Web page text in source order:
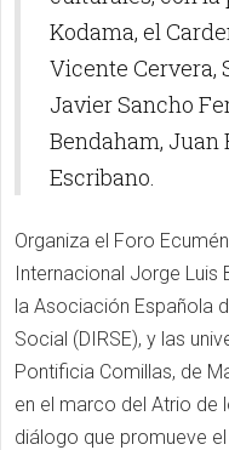
Kodama, el
Vicente Cervera,
Javier Sancho
Bendaham, Juan
Escribano.
Organiza el Foro
Internacional Jorge Luis
la Asociación Española
Social (DIRSE), y las
Pontificia Comillas, de
en el marco del Atrio de
diálogo que promueve